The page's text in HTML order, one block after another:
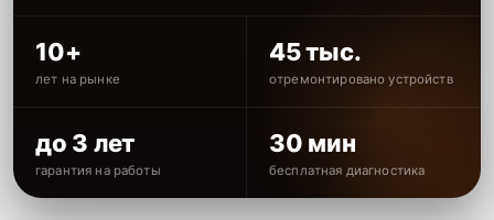
10+
лет на рынке
45 тыс.
отремонтировано устройств
до 3 лет
гарантия на работы
30 мин
бесплатная диагностика